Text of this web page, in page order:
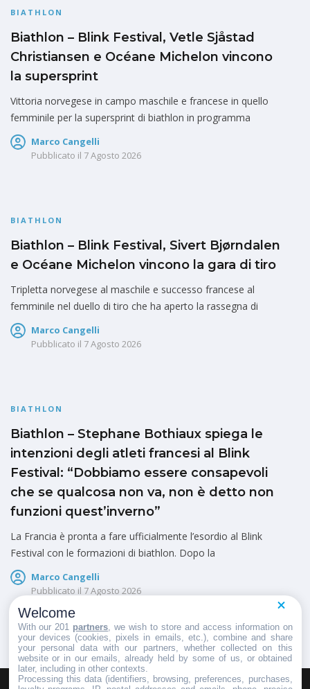
BIATHLON
Biathlon – Blink Festival, Vetle Sjåstad
Christiansen e Océane Michelon vincono
la supersprint
Vittoria norvegese in campo maschile e francese in quello
femminile per la supersprint di biathlon in programma
Marco Cangelli
Pubblicato il 7 Agosto 2026
BIATHLON
Biathlon – Blink Festival, Sivert Bjørndalen
e Océane Michelon vincono la gara di tiro
Tripletta norvegese al maschile e successo francese al
femminile nel duello di tiro che ha aperto la rassegna di
Marco Cangelli
Pubblicato il 7 Agosto 2026
BIATHLON
Biathlon – Stephane Bothiaux spiega le
intenzioni degli atleti francesi al Blink
Festival: “Dobbiamo essere consapevoli
che se qualcosa non va, non è detto non
funzioni quest’inverno”
La Francia è pronta a fare ufficialmente l’esordio al Blink
Festival con le formazioni di biathlon. Dopo la
Marco Cangelli
Pubblicato il 7 Agosto 2026
Welcome
With our 201 partners , we wish to store and access information on
your devices (cookies, pixels in emails, etc.), combine and share
your personal data with our partners, whether collected on this
website or in our emails, already held by some of us, or obtained
later, including in other contexts.
Processing this data (identifiers, browsing, preferences, purchases,